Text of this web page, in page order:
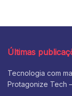
Últimas
Tecnologia com
Protagonize Tech